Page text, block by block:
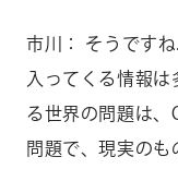
市川： そうです
入ってくる情報
る世界の問題は、
問題で、現実のも